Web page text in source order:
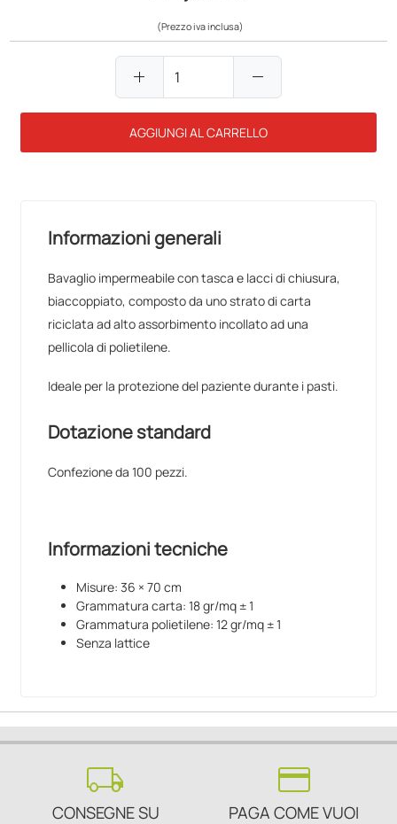
(Prezzo iva inclusa)
add remove
AGGIUNGI AL CARRELLO
Informazioni generali
Bavaglio impermeabile con tasca e lacci di chiusura,
biaccoppiato, composto da uno strato di carta
riciclata ad alto assorbimento incollato ad una
pellicola di polietilene.
Ideale per la protezione del paziente durante i pasti.
Dotazione standard
Confezione da 100 pezzi.
Informazioni tecniche
Misure: 36 × 70 cm
Grammatura carta: 18 gr/mq ± 1
Grammatura polietilene: 12 gr/mq ± 1
Senza lattice
local_shipping
CONSEGNE SU
credit_card
PAGA COME VUOI